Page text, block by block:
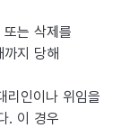
는 삭제를
지 당해
인이나 위임을
. 이 경우